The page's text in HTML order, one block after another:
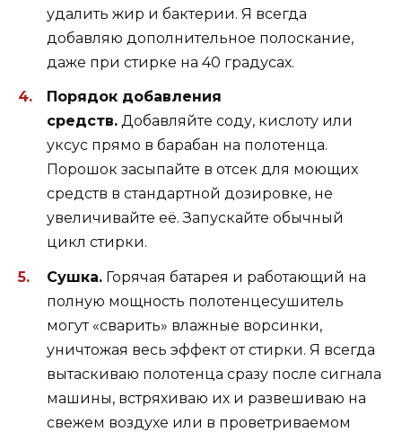
удалить жир и бактерии. Я всегда
добавляю дополнительное полоскание,
даже при стирке на 40 градусах.
Порядок добавления
средств. Добавляйте соду, кислоту или
уксус прямо в барабан на полотенца.
Порошок засыпайте в отсек для моющих
средств в стандартной дозировке, не
увеличивайте её. Запускайте обычный
цикл стирки.
Сушка. Горячая батарея и работающий на
полную мощность полотенцесушитель
могут «сварить» влажные ворсинки,
уничтожая весь эффект от стирки. Я всегда
вытаскиваю полотенца сразу после сигнала
машины, встряхиваю их и развешиваю на
свежем воздухе или в проветриваемом